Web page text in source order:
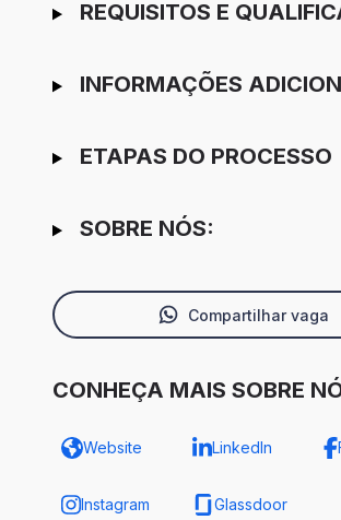
REQUISITOS E
INFORMAÇÕES
ETAPAS DO PROCESSO
SOBRE NÓS:
Compartilhar vaga
CONHEÇA MAIS SOBRE
Website LinkedIn
Instagram Glassdoor